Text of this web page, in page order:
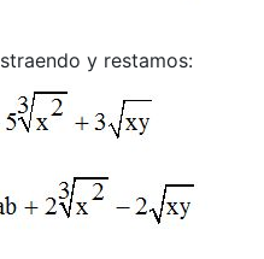
y restamos: